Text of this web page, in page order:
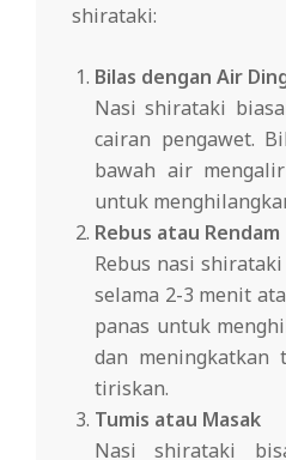
shirataki:
Bilas dengan Air
Nasi shirataki
cairan pengawet.
bawah air
untuk
Rebus atau Rendam
Rebus nasi
selama 2-3 menit
panas untuk
dan meningkatkan
tiriskan.
Tumis atau Masak
Nasi shirataki